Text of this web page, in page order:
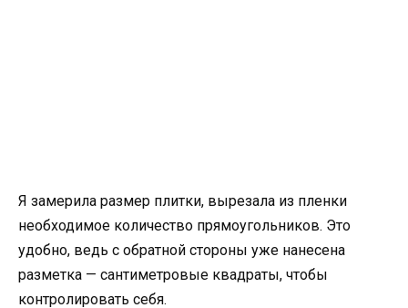
Я замерила размер плитки, вырезала из пленки
необходимое количество прямоугольников. Это
удобно, ведь с обратной стороны уже нанесена
разметка — сантиметровые квадраты, чтобы
контролировать себя.